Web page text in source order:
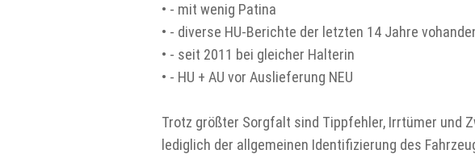
• - mit wenig Patina
• - diverse HU-Berichte der letzten 14 Jahre
• - seit 2011 bei gleicher Halterin
• - HU + AU vor Auslieferung NEU
Trotz größter Sorgfalt sind Tippfehler, Irrtümer und
lediglich der allgemeinen Identifizierung des